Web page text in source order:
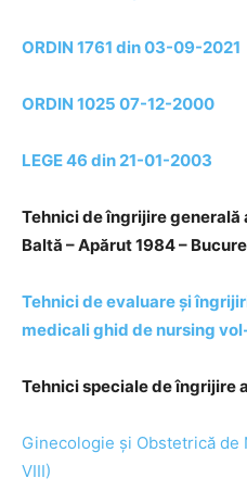
ORDIN 1761 din 03-09-2021
ORDIN 1025 07-12-2000
LEGE 46 din 21-01-2003
Tehnici de îngrijire generală
Baltă – Apărut 1984 –
Tehnici de evaluare și
medicali ghid de nursing
Tehnici speciale de îngrijire
Ginecologie și Obstetrică de
VIII)